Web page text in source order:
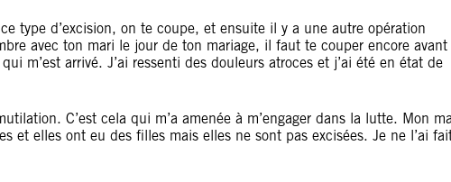
type d’excision, on te coupe, et ensuite il y a une autre opération
avec ton mari le jour de ton mariage, il faut te couper encore avant
m’est arrivé. J’ai ressenti des douleurs atroces et j’ai été en état de
C’est cela qui m’a amenée à m’engager dans la lutte. Mon
et elles ont eu des filles mais elles ne sont pas excisées. Je ne l’ai